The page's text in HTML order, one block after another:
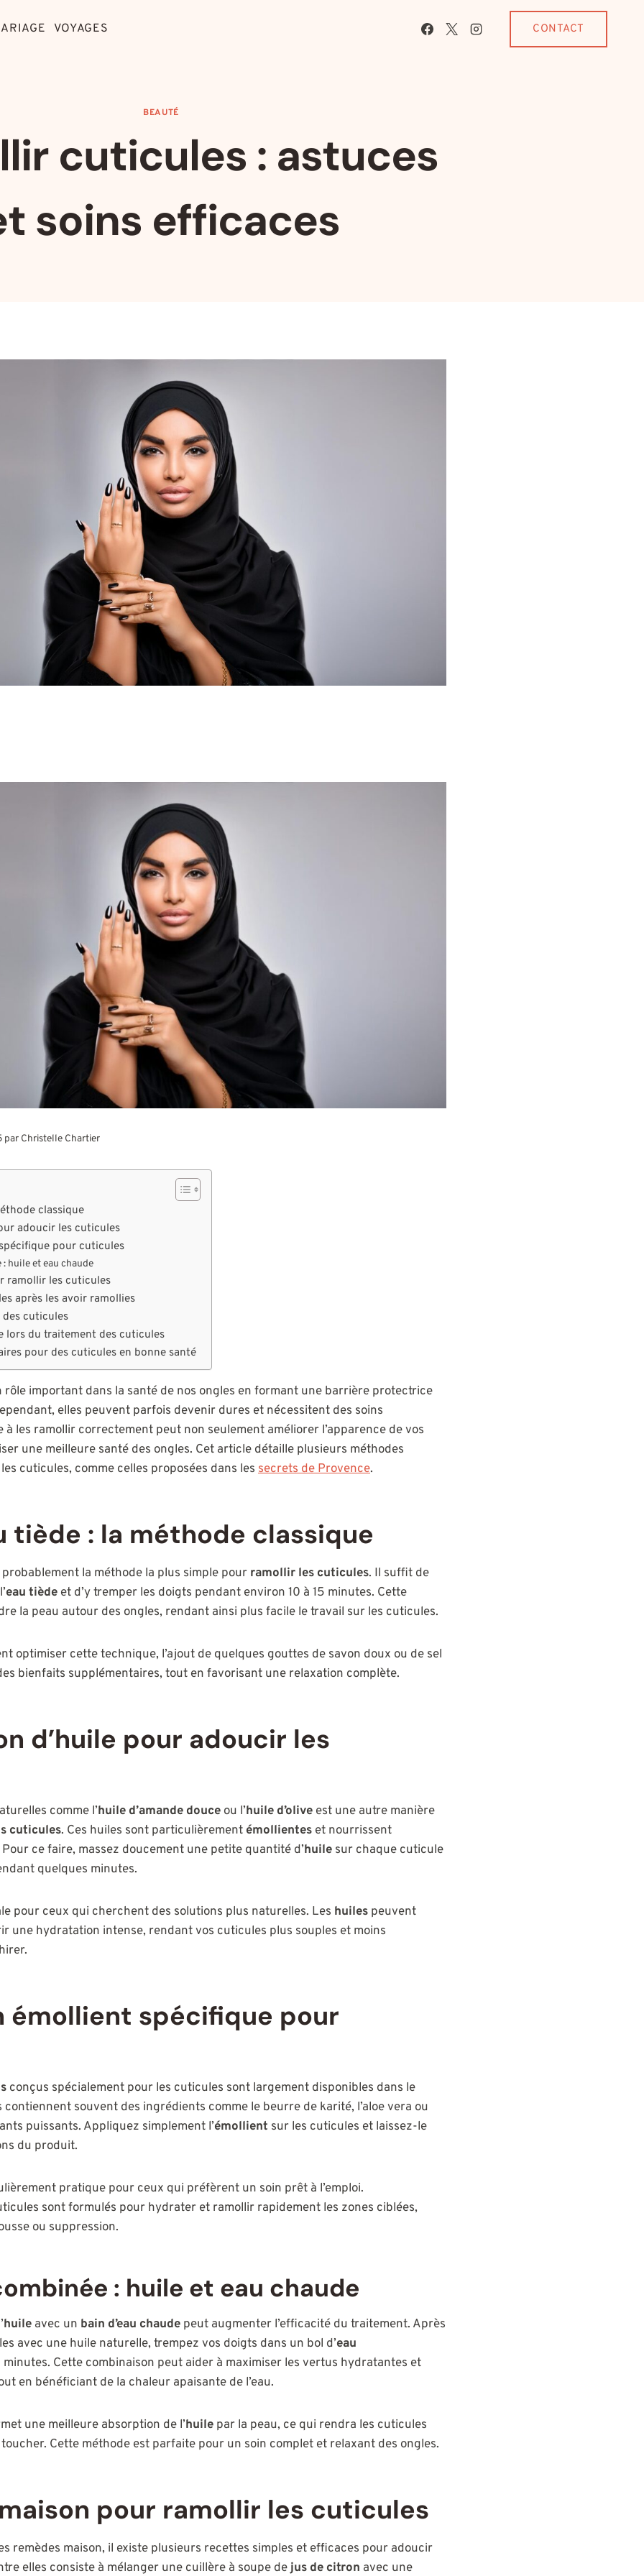
VOYAGES CONTACT
BEAUTÉ
cuticules : astuces
soins efficaces
par Christelle Chartier
classique
adoucir les cuticules
pour cuticules
huile et eau chaude
ramollir les cuticules
après les avoir ramollies
des cuticules
lors du traitement des cuticules
pour des cuticules en bonne santé
important dans la santé de nos ongles en formant une barrière protectrice
elles peuvent parfois devenir dures et nécessitent des soins
les ramollir correctement peut non seulement améliorer l’apparence de vos
une meilleure santé des ongles. Cet article détaille plusieurs méthodes
cuticules, comme celles proposées dans les secrets de Provence.
tiède : la méthode classique
la méthode la plus simple pour ramollir les cuticules. Il suffit de
eau tiède et d’y tremper les doigts pendant environ 10 à 15 minutes. Cette
la peau autour des ongles, rendant ainsi plus facile le travail sur les cuticules.
optimiser cette technique, l’ajout de quelques gouttes de savon doux ou de sel
bienfaits supplémentaires, tout en favorisant une relaxation complète.
d’huile pour adoucir les
comme l’huile d’amande douce ou l’huile d’olive est une autre manière
cuticules. Ces huiles sont particulièrement émollientes et nourrissent
ce faire, massez doucement une petite quantité d’huile sur chaque cuticule
quelques minutes.
pour ceux qui cherchent des solutions plus naturelles. Les huiles peuvent
une hydratation intense, rendant vos cuticules plus souples et moins
émollient spécifique pour
conçus spécialement pour les cuticules sont largement disponibles dans le
contiennent souvent des ingrédients comme le beurre de karité, l’aloe vera ou
puissants. Appliquez simplement l’émollient sur les cuticules et laissez-le
du produit.
pratique pour ceux qui préfèrent un soin prêt à l’emploi.
sont formulés pour hydrater et ramollir rapidement les zones ciblées,
ou suppression.
: huile et eau chaude
huile avec un bain d’eau chaude peut augmenter l’efficacité du traitement. Après
avec une huile naturelle, trempez vos doigts dans un bol d’eau
Cette combinaison peut aider à maximiser les vertus hydratantes et
en bénéficiant de la chaleur apaisante de l’eau.
une meilleure absorption de l’huile par la peau, ce qui rendra les cuticules
Cette méthode est parfaite pour un soin complet et relaxant des ongles.
pour ramollir les cuticules
remèdes maison, il existe plusieurs recettes simples et efficaces pour adoucir
elles consiste à mélanger une cuillère à soupe dejus de citron avec une